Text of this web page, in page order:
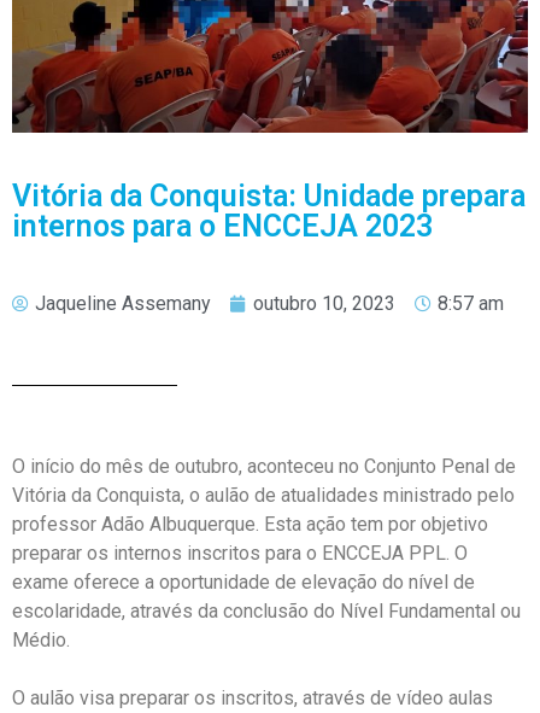
Vitória da Conquista: Unidade prepara
internos para o ENCCEJA 2023
Jaqueline Assemany outubro 10, 2023 8:57 am
O início do mês de outubro, aconteceu no Conjunto Penal de
Vitória da Conquista, o aulão de atualidades ministrado pelo
professor Adão Albuquerque. Esta ação tem por objetivo
preparar os internos inscritos para o ENCCEJA PPL. O
exame oferece a oportunidade de elevação do nível de
escolaridade, através da conclusão do Nível Fundamental ou
Médio.
O aulão visa preparar os inscritos, através de vídeo aulas